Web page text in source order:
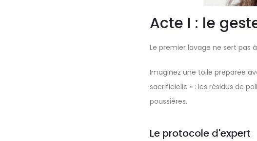
Acte I : le
Le premier lavage ne sert pas
Imaginez une toile préparée
sacrificielle » : les résidus de
poussières.
Le protocole d'expert